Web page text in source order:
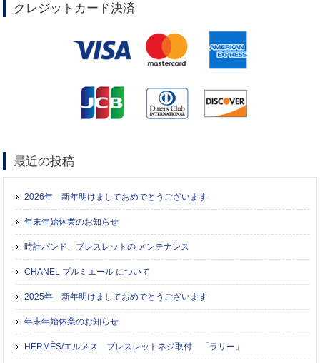
クレジットカード決済
最近の投稿
2026年 新年明けましておめでとうございます
年末年始休業のお知らせ
時計バンド、ブレスレットの メンテナンス
CHANEL プルミエール について
2025年 新年明けましておめでとうございます
年末年始休業のお知らせ
HERMÈS/エルメス ブレスレットネジ取付 「ラリー」